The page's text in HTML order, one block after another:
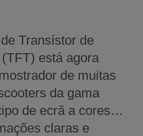
Transístor de
está agora
de muitas
da gama
de ecrã a cores
claras e